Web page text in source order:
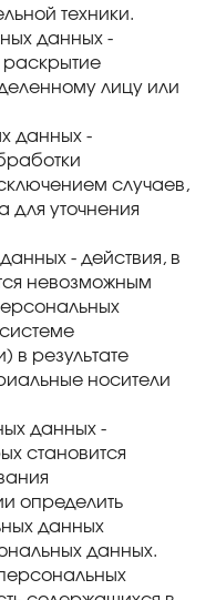
техники.
данных -
лицу или
данных -
случаев,
для уточнения
- действия, в
невозможным
в результате
носители
данных -
становится
определить
данных
данных.